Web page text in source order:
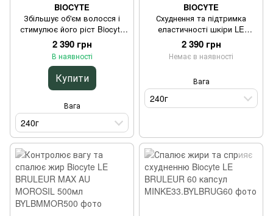
BIOCYTE
Збільшує об'єм волосся і
стимулює його ріст Biocyte
Keratine Max 240г
2 390 грн
В наявності
Купити
Вага
240г
BIOCYTE
Схуднення та підтримка
еластичності шкіри LE
BRULEUR AU MOROSIL 240г
2 390 грн
Немає в наявності
Вага
240г